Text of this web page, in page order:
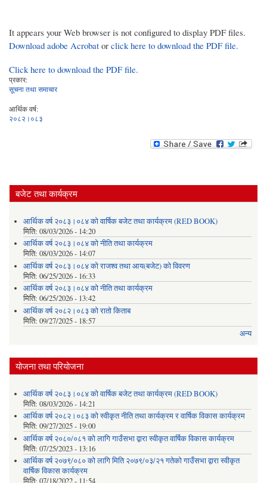
It appears your Web browser is not configured to display PDF files.
Download adobe Acrobat or click here to download the PDF file.
Click here to download the PDF file.
प्रकार:
सूचना तथा समाचार
आर्थिक वर्ष:
२०८२।०८३
बजेट तथा कार्यक्रम
आर्थिक वर्ष २०८३।०८४ को वार्षिक बजेट तथा कार्यक्रम (RED BOOK)
मिति: 08/03/2026 - 14:20
आर्थिक वर्ष २०८३।०८४ को नीति तथा कार्यक्रम
मिति: 08/03/2026 - 14:07
आर्थिक वर्ष २०८३।०८४ को राजश्व तथा आय(बजेट) को विवरण
मिति: 06/25/2026 - 16:33
आर्थिक वर्ष २०८३।०८४ को नीति तथा कार्यक्रम
मिति: 06/25/2026 - 13:42
आर्थिक वर्ष २०८२।०८३ को रातो किताब
मिति: 09/27/2025 - 18:57
अन्य
योजना तथा परियोजना
आर्थिक वर्ष २०८३।०८४ को वार्षिक बजेट तथा कार्यक्रम (RED BOOK)
मिति: 08/03/2026 - 14:21
आर्थिक वर्ष २०८२।०८३ को स्वीकृत नीति तथा कार्यक्रम र वार्षिक विकास कार्यक्रम
मिति: 09/27/2025 - 19:00
आर्थिक वर्ष २०८०/०८१ को लागि गाउँसभा द्वारा स्वीकृत वार्षिक विकास कार्यक्रम
मिति: 07/25/2023 - 13:16
आर्थिक वर्ष २०७९/०८० को लागि मिति २०७९/०३/२१ गतेको गाउँसभा द्वारा स्वीकृत
वार्षिक विकास कार्यक्रम